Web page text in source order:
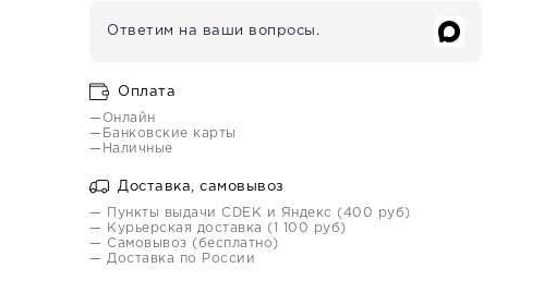
Ответим на ваши вопросы.
Оплата
—Онлайн
—Банковские карты
—Наличные
Доставка, самовывоз
— Пункты выдачи CDEK и Яндекс (400 руб)
— Курьерская доставка (1 100 руб)
— Самовывоз (бесплатно)
— Доставка по России